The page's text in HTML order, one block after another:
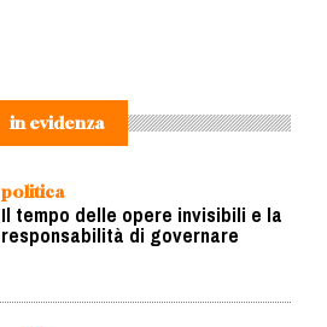
in evidenza
politica
Il tempo delle opere invisibili e la
responsabilità di governare